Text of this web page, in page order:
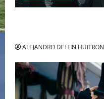
ALEJANDRO DELFIN HUITRON